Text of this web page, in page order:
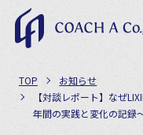
TOP
お知らせ
【対談レポート】なぜ
年間の実践と変化の記録